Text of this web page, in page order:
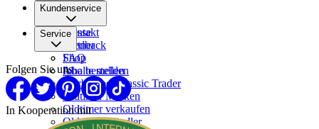
Über uns
Karriere
Presse
Partner
Kundenservice
Kontakt
Feedback
FAQ
Inhalte melden
Service
Shop
Abo bestellen
Werben bei Classic Trader
Oldtimer Marken
Oldtimer verkaufen
Oldtimer Händler
Folgen Sie uns
In Kooperation mit